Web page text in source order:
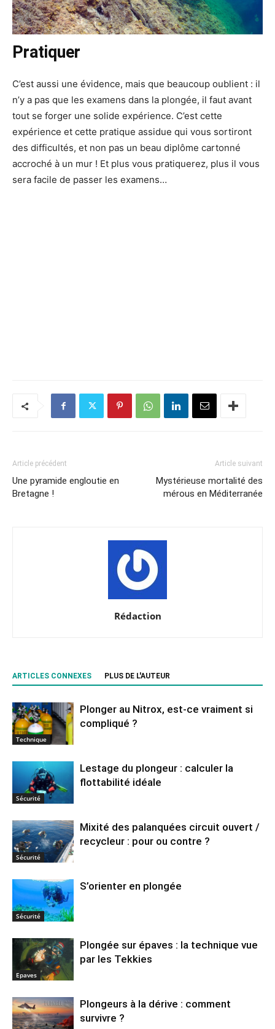
Pratiquer
C’est aussi une évidence, mais que beaucoup oublient : il
n’y a pas que les examens dans la plongée, il faut avant
tout se forger une solide expérience. C’est cette
expérience et cette pratique assidue qui vous sortiront
des difficultés, et non pas un beau diplôme cartonné
accroché à un mur ! Et plus vous pratiquerez, plus il vous
sera facile de passer les examens…
Article précédent
Une pyramide engloutie en
Bretagne !
Article suivant
Mystérieuse mortalité des
mérous en Méditerranée
Rédaction
ARTICLES CONNEXES PLUS DE L'AUTEUR
Technique
Plonger au Nitrox, est-ce vraiment si
compliqué ?
Sécurité
Lestage du plongeur : calculer la
flottabilité idéale
Sécurité
Mixité des palanquées circuit ouvert /
recycleur : pour ou contre ?
Sécurité
S’orienter en plongée
Epaves
Plongée sur épaves : la technique vue
par les Tekkies
Plongeurs à la dérive : comment
survivre ?